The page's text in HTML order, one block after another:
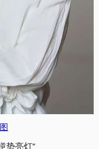
势亮灯”